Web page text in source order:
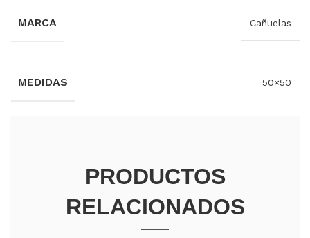
MARCA Cañuelas
MEDIDAS 50×50
PRODUCTOS
RELACIONADOS